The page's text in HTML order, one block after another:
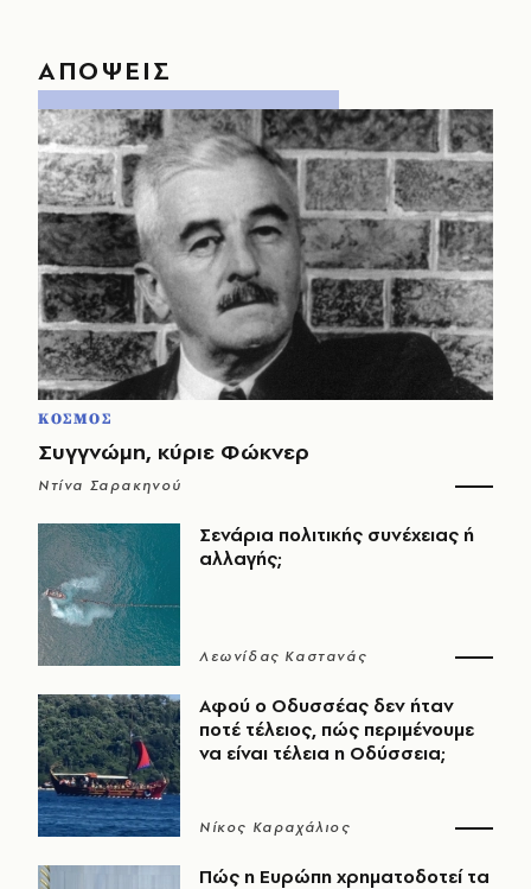
ΑΠΟΨΕΙΣ
ΚΟΣΜΟΣ
Συγγνώμη, κύριε Φώκνερ
Ντίνα Σαρακηνού
Σενάρια πολιτικής συνέχειας ή
αλλαγής;
Λεωνίδας Καστανάς
Αφού ο Οδυσσέας δεν ήταν
ποτέ τέλειος, πώς περιμένουμε
να είναι τέλεια η Οδύσσεια;
Νίκος Καραχάλιος
Πώς η Ευρώπη χρηματοδοτεί τα